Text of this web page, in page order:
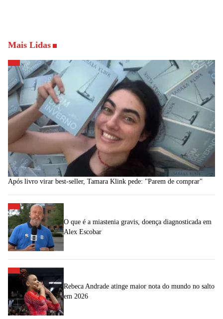
Mais Lidas
Após livro virar best-seller, Tamara Klink pede: "Parem de comprar"
O que é a miastenia gravis, doença diagnosticada em
Alex Escobar
Rebeca Andrade atinge maior nota do mundo no salto
em 2026